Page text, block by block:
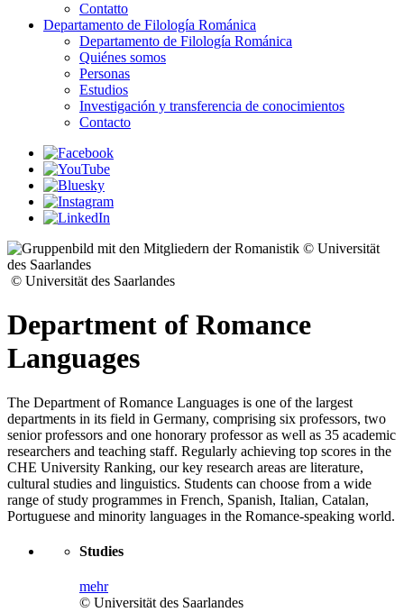
Contatto
Departamento de Filología Románica
Departamento de Filología Románica
Quiénes somos
Personas
Estudios
Investigación y transferencia de conocimientos
Contacto
© Universität
des Saarlandes
© Universität des Saarlandes
Department of Romance
Languages
The Department of Romance Languages is one of the largest
departments in its field in Germany, comprising six professors, two
senior professors and one honorary professor as well as 35 academic
researchers and teaching staff. Regularly achieving top scores in the
CHE University Ranking, our key research areas are literature,
cultural studies and linguistics. Students can choose from a wide
range of study programmes in French, Spanish, Italian, Catalan,
Portuguese and minority languages in the Romance-speaking world.
Studies
mehr
© Universität des Saarlandes